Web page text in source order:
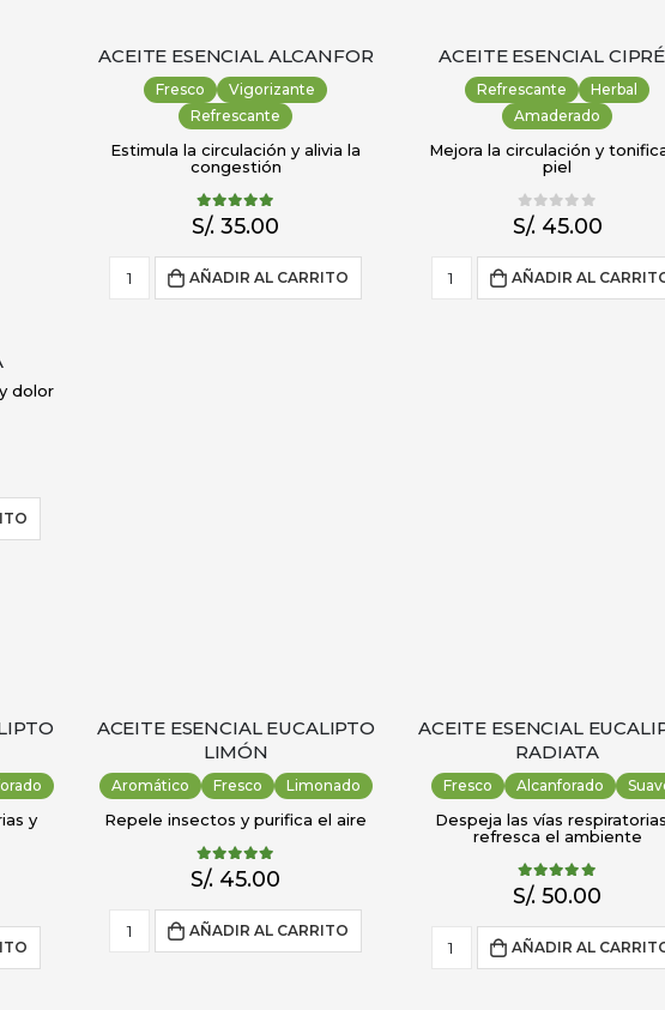
dolor
ACEITE ESENCIAL ALCANFOR
Fresco
Vigorizante
Refrescante
Estimula la circulación y alivia la
congestión
5.00 out of 5
S/. 35.00
AÑADIR AL CARRITO
ACEITE ESENCIAL
Refrescante
Herbal
Amaderado
Mejora la circulación y
piel
0 out of 5
S/.45.00
AÑADIR AL
y
ACEITE ESENCIAL EUCALIPTO
LIMÓN
Aromático Fresco Limonado
Repele insectos y purifica el aire
5.00 out of 5
S/. 45.00
AÑADIR AL CARRITO
ACEITE ESENCIAL
RADIATA
Fresco Alcanforado
Despeja las vías
refresca el ambiente
5.00out of 5
S/. 50.00
AÑADIR AL